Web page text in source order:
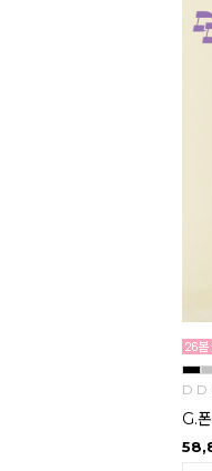
D D
G.